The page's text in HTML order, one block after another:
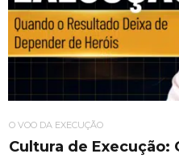
O VOO DA EXECUÇÃO
Cultura de Execução: